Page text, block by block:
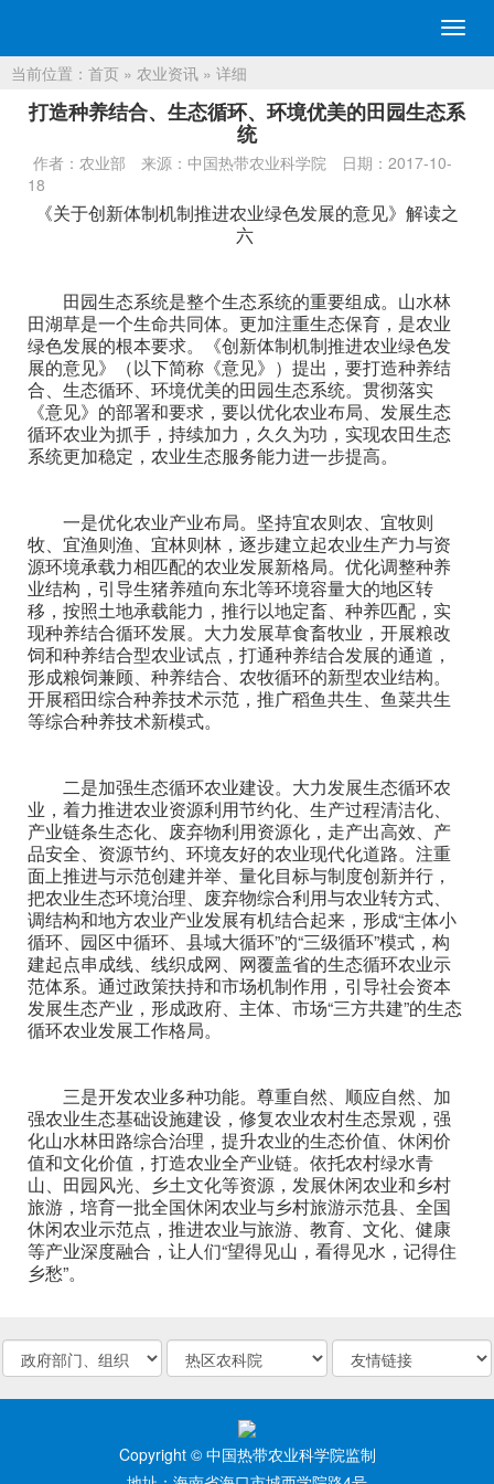
切
换
航
当前位置： 首页 » 农业资讯 » 详细
打造种养结合、生态循环、环境优美的田园生态系
统
作者：农业部 来源：中国热带农业科学院
日期：2017-10-
18
《关于创新体制机制推进农业绿色发展的意见》解读之
六
田园生态系统是整个生态系统的重要组成。山水林
田湖草是一个生命共同体。更加注重生态保育，是农业
绿色发展的根本要求。《创新体制机制推进农业绿色发
展的意见》（以下简称《意见》）提出，要打造种养结
合、生态循环、环境优美的田园生态系统。贯彻落实
《意见》的部署和要求，要以优化农业布局、发展生态
循环农业为抓手，持续加力，久久为功，实现农田生态
系统更加稳定，农业生态服务能力进一步提高。
一是优化农业产业布局。坚持宜农则农、宜牧则
牧、宜渔则渔、宜林则林，逐步建立起农业生产力与资
源环境承载力相匹配的农业发展新格局。优化调整种养
业结构，引导生猪养殖向东北等环境容量大的地区转
移，按照土地承载能力，推行以地定畜、种养匹配，实
现种养结合循环发展。大力发展草食畜牧业，开展粮改
饲和种养结合型农业试点，打通种养结合发展的通道，
形成粮饲兼顾、种养结合、农牧循环的新型农业结构。
开展稻田综合种养技术示范，推广稻鱼共生、鱼菜共生
等综合种养技术新模式。
二是加强生态循环农业建设。大力发展生态循环农
业，着力推进农业资源利用节约化、生产过程清洁化、
产业链条生态化、废弃物利用资源化，走产出高效、产
品安全、资源节约、环境友好的农业现代化道路。注重
面上推进与示范创建并举、量化目标与制度创新并行，
把农业生态环境治理、废弃物综合利用与农业转方式、
调结构和地方农业产业发展有机结合起来，形成“主体小
循环、园区中循环、县域大循环”的“三级循环”模式，构
建起点串成线、线织成网、网覆盖省的生态循环农业示
范体系。通过政策扶持和市场机制作用，引导社会资本
发展生态产业，形成政府、主体、市场“三方共建”的生态
循环农业发展工作格局。
三是开发农业多种功能。尊重自然、顺应自然、加
强农业生态基础设施建设，修复农业农村生态景观，强
化山水林田路综合治理，提升农业的生态价值、休闲价
值和文化价值，打造农业全产业链。依托农村绿水青
山、田园风光、乡土文化等资源，发展休闲农业和乡村
旅游，培育一批全国休闲农业与乡村旅游示范县、全国
休闲农业示范点，推进农业与旅游、教育、文化、健康
等产业深度融合，让人们“望得见山，看得见水，记得住
乡愁”。
Copyright © 中国热带农业科学院监制